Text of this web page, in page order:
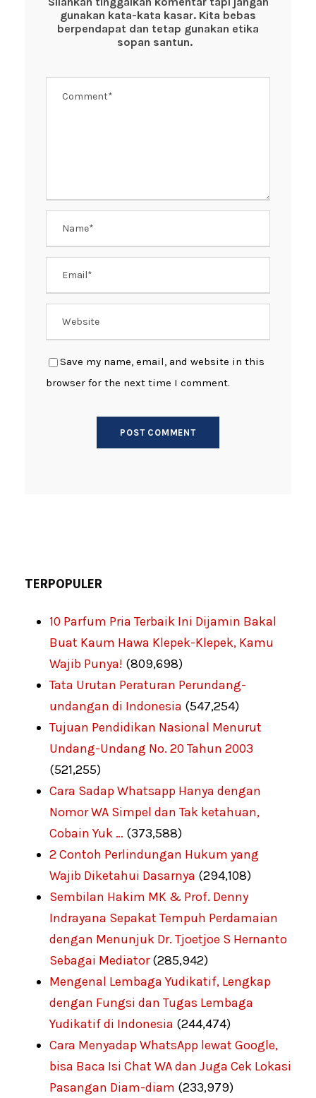
o
p
gunakan kata-kata kasar. Kita bebas
berpendapat dan tetap gunakan etika
sopan santun.
Save my name, email, and website in this
browser for the next time I comment.
TERPOPULER
10 Parfum Pria Terbaik Ini Dijamin Bakal
Buat Kaum Hawa Klepek-Klepek, Kamu
Wajib Punya! (809,698)
Tata Urutan Peraturan Perundang-
undangan di Indonesia (547,254)
Tujuan Pendidikan Nasional Menurut
Undang-Undang No. 20 Tahun 2003
(521,255)
Cara Sadap Whatsapp Hanya dengan
Nomor WA Simpel dan Tak ketahuan,
Cobain Yuk … (373,588)
2 Contoh Perlindungan Hukum yang
Wajib Diketahui Dasarnya (294,108)
Sembilan Hakim MK & Prof. Denny
Indrayana Sepakat Tempuh Perdamaian
dengan Menunjuk Dr. Tjoetjoe S Hernanto
Sebagai Mediator (285,942)
Mengenal Lembaga Yudikatif, Lengkap
dengan Fungsi dan Tugas Lembaga
Yudikatif di Indonesia (244,474)
Cara Menyadap WhatsApp lewat Google,
bisa Baca Isi Chat WA dan Juga Cek Lokasi
Pasangan Diam-diam (233,979)